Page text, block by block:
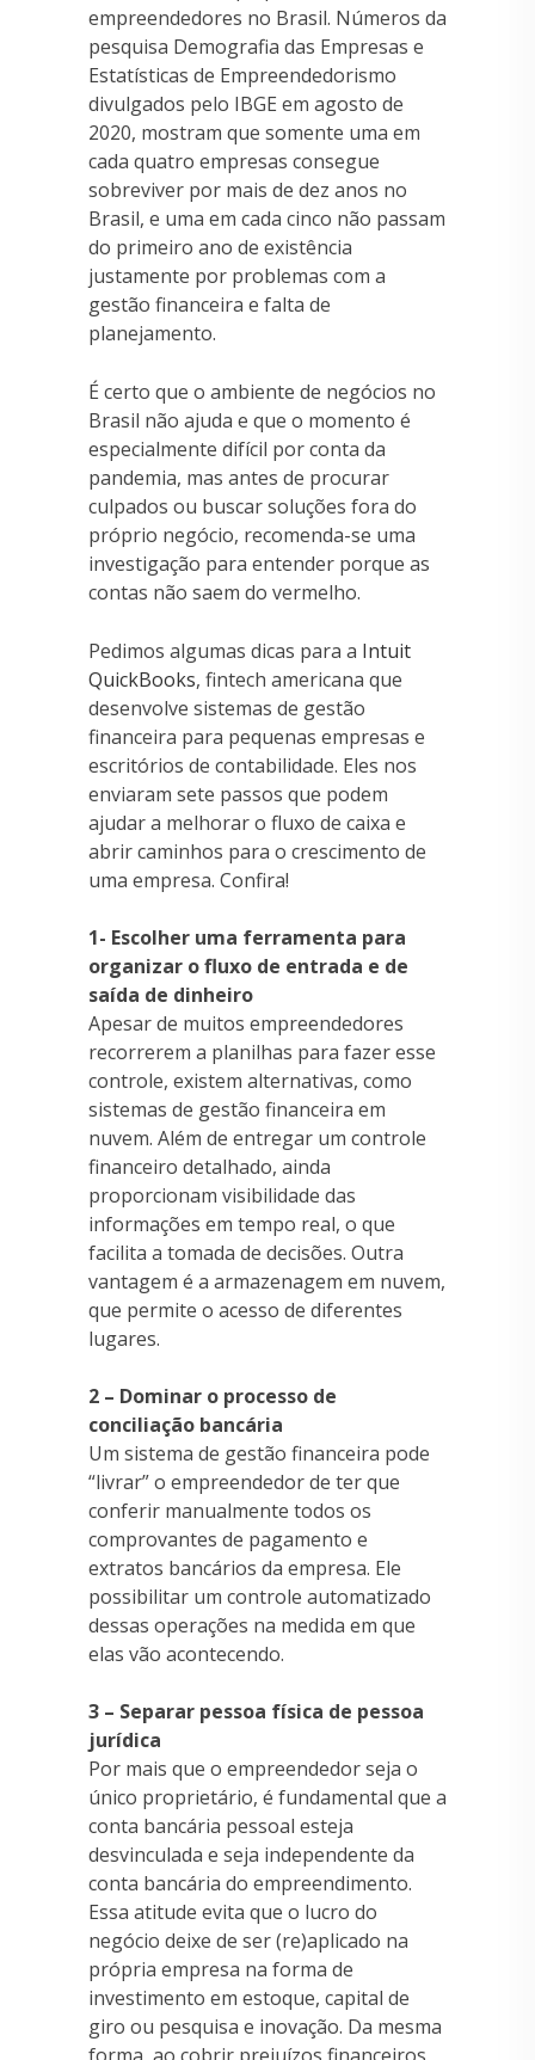
empreendedores no Brasil. Números da
pesquisa Demografia das Empresas e
Estatísticas de Empreendedorismo
divulgados pelo IBGE em agosto de
2020, mostram que somente uma em
cada quatro empresas consegue
sobreviver por mais de dez anos no
Brasil, e uma em cada cinco não passam
do primeiro ano de existência
justamente por problemas com a
gestão financeira e falta de
planejamento.
É certo que o ambiente de negócios no
Brasil não ajuda e que o momento é
especialmente difícil por conta da
pandemia, mas antes de procurar
culpados ou buscar soluções fora do
próprio negócio, recomenda-se uma
investigação para entender porque as
contas não saem do vermelho.
Pedimos algumas dicas para a Intuit
QuickBooks, fintech americana que
desenvolve sistemas de gestão
financeira para pequenas empresas e
escritórios de contabilidade. Eles nos
enviaram sete passos que podem
ajudar a melhorar o fluxo de caixa e
abrir caminhos para o crescimento de
uma empresa. Confira!
1- Escolher uma ferramenta para
organizar o fluxo de entrada e de
saída de dinheiro
Apesar de muitos empreendedores
recorrerem a planilhas para fazer esse
controle, existem alternativas, como
sistemas de gestão financeira em
nuvem. Além de entregar um controle
financeiro detalhado, ainda
proporcionam visibilidade das
informações em tempo real, o que
facilita a tomada de decisões. Outra
vantagem é a armazenagem em nuvem,
que permite o acesso de diferentes
lugares.
2 – Dominar o processo de
conciliação bancária
Um sistema de gestão financeira pode
“livrar” o empreendedor de ter que
conferir manualmente todos os
comprovantes de pagamento e
extratos bancários da empresa. Ele
possibilitar um controle automatizado
dessas operações na medida em que
elas vão acontecendo.
3 – Separar pessoa física de pessoa
jurídica
Por mais que o empreendedor seja o
único proprietário, é fundamental que a
conta bancária pessoal esteja
desvinculada e seja independente da
conta bancária do empreendimento.
Essa atitude evita que o lucro do
negócio deixe de ser (re)aplicado na
própria empresa na forma de
investimento em estoque, capital de
giro ou pesquisa e inovação. Da mesma